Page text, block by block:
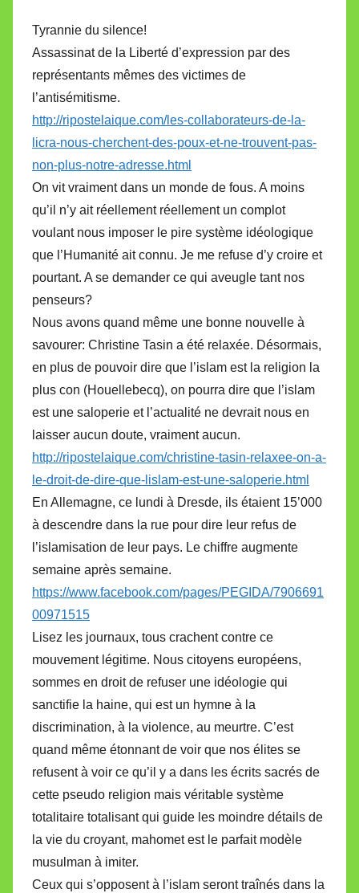
Tyrannie du silence!
Assassinat de la Liberté d’expression par des
représentants mêmes des victimes de
l’antisémitisme.
http://ripostelaique.com/les-collaborateurs-de-la-
licra-nous-cherchent-des-poux-et-ne-trouvent-pas-
non-plus-notre-adresse.html
On vit vraiment dans un monde de fous. A moins
qu’il n’y ait réellement réellement un complot
voulant nous imposer le pire système idéologique
que l’Humanité ait connu. Je me refuse d’y croire et
pourtant. A se demander ce qui aveugle tant nos
penseurs?
Nous avons quand même une bonne nouvelle à
savourer: Christine Tasin a été relaxée. Désormais,
en plus de pouvoir dire que l’islam est la religion la
plus con (Houellebecq), on pourra dire que l’islam
est une saloperie et l’actualité ne devrait nous en
laisser aucun doute, vraiment aucun.
http://ripostelaique.com/christine-tasin-relaxee-on-a-
le-droit-de-dire-que-lislam-est-une-saloperie.html
En Allemagne, ce lundi à Dresde, ils étaient 15’000
à descendre dans la rue pour dire leur refus de
l’islamisation de leur pays. Le chiffre augmente
semaine après semaine.
https://www.facebook.com/pages/PEGIDA/7906691
00971515
Lisez les journaux, tous crachent contre ce
mouvement légitime. Nous citoyens européens,
sommes en droit de refuser une idéologie qui
sanctifie la haine, qui est un hymne à la
discrimination, à la violence, au meurtre. C’est
quand même étonnant de voir que nos élites se
refusent à voir ce qu’il y a dans les écrits sacrés de
cette pseudo religion mais véritable système
totalitaire totalisant qui guide les moindre détails de
la vie du croyant, mahomet est le parfait modèle
musulman à imiter.
Ceux qui s’opposent à l’islam seront traînés dans la